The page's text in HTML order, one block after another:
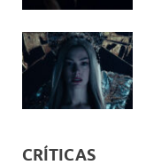
CRÍTICAS